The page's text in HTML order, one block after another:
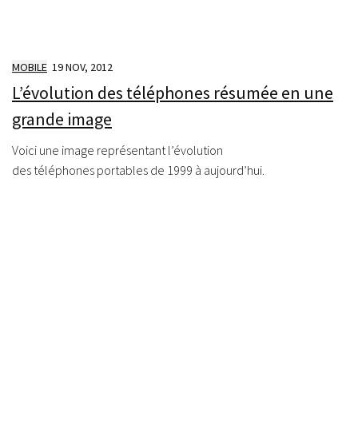
MOBILE 19 NOV, 2012
L’évolution des téléphones résumée en une
grande image
Voici une image représentant l’évolution
des téléphones portables de 1999 à aujourd’hui.